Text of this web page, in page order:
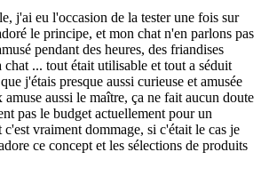
j'ai eu l'occasion de la tester une fois sur
le principe, et mon chat n'en parlons pas
pendant des heures, des friandises
chat ... tout était utilisable et tout a séduit
j'étais presque aussi curieuse et amusée
aussi le maître, ça ne fait aucun doute
pas le budget actuellement pour un
c'est vraiment dommage, si c'était le cas je
ce concept et les sélections de produits